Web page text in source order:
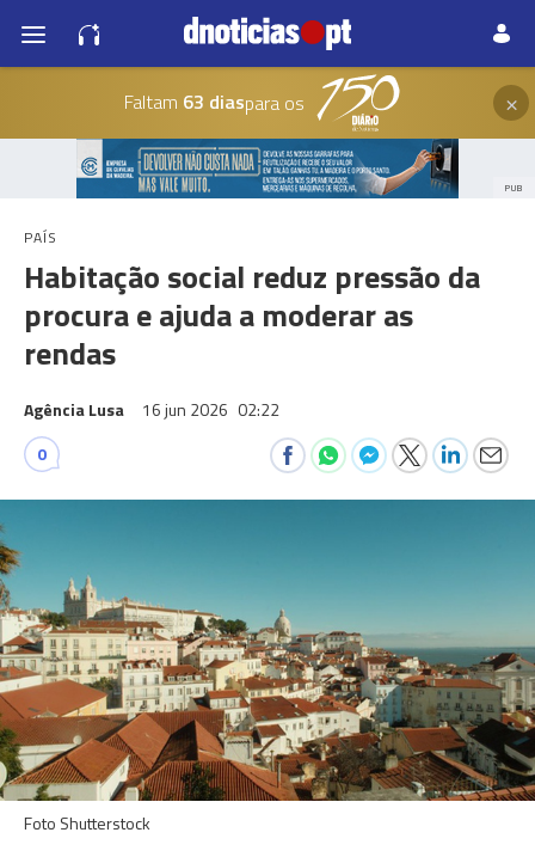
Faltam 63 diaspara os ×
PUB
PAÍS
Habitação social reduz pressão da
procura e ajuda a moderar as
rendas
Agência Lusa 16 jun 2026 02:22
0
Foto Shutterstock